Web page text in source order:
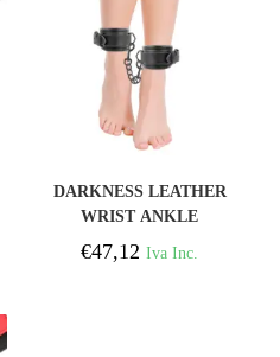
DARKNESS LEATHER
WRIST ANKLE
RESTRAINTS BLACK
€47,12 Iva Inc.